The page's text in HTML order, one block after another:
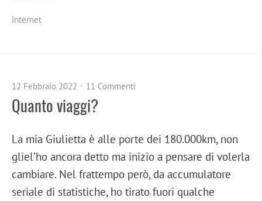
Internet
12 Febbraio 2022 11 Commenti
Quanto viaggi?
La mia Giulietta è alle porte dei 180.000km, non
gliel’ho ancora detto ma inizio a pensare di volerla
cambiare. Nel frattempo però, da accumulatore
seriale di statistiche, ho tirato fuori qualche